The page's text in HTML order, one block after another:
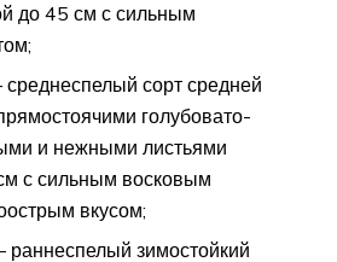
до 45 см с сильным
сорт средней
голубовато-
и нежными листьями
с сильным восковым
вкусом;
раннеспелый зимостойкий